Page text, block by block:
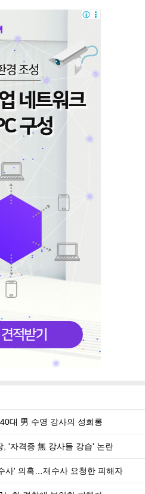
대 男 수영 강사의 성희롱
, '자격증 無 강사들 강습' 논란
사' 의혹…재수사 요청한 피해자